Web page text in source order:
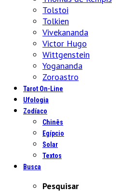
Tolstoi
Tolkien
Vivekananda
Victor Hugo
Wittgenstein
Yogananda
Zoroastro
Tarot On-Line
Ufologia
Zodíaco
Chinês
Egípcio
Solar
Textos
Busca
Pesquisar